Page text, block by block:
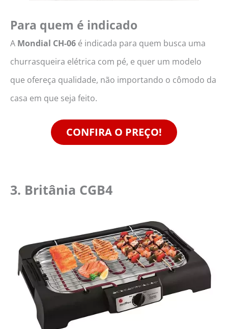
Para quem é indicado
A Mondial CH-06 é indicada para quem busca uma
churrasqueira elétrica com pé, e quer um modelo
que ofereça qualidade, não importando o cômodo da
casa em que seja feito.
CONFIRA O PREÇO!
3. Britânia CGB4